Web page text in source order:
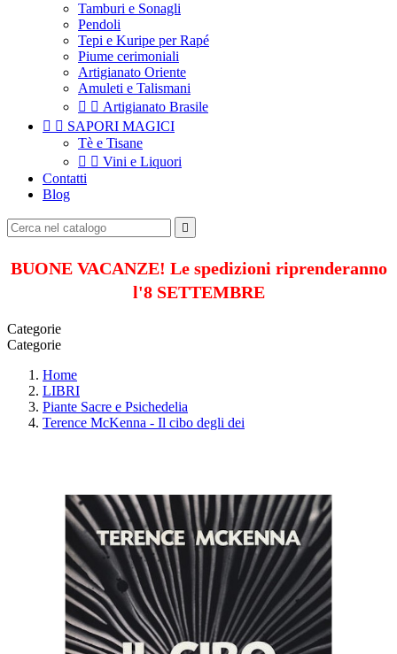
Tamburi e Sonagli
Pendoli
Tepi e Kuripe per Rapé
Piume cerimoniali
Artigianato Oriente
Amuleti e Talismani
  Artigianato Brasile
  SAPORI MAGICI
Tè e Tisane
  Vini e Liquori
Contatti
Blog

BUONE VACANZE! Le spedizioni riprenderanno
l'8 SETTEMBRE
Categorie
Categorie
Home
LIBRI
Piante Sacre e Psichedelia
Terence McKenna - Il cibo degli dei